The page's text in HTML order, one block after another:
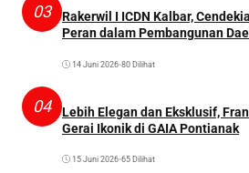
03
Rakerwil I ICDN Kalbar,
Peran dalam Pembangunan
14 Juni 2026•80 Dilihat
04
Lebih Elegan dan Eksklusif,
Gerai Ikonik di GAIA Pontianak
15 Juni 2026•65 Dilihat